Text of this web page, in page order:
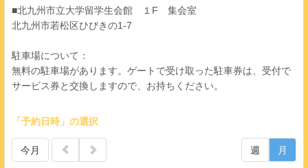
■北九州市立大学留学生会館 １F 集会室
北九州市若松区ひびきの1-7
駐車場について：
無料の駐車場があります。ゲートで受け取った駐車券は、受付で
サービス券と交換しますので、お持ちください。
「予約日時」の選択
今月 週 月